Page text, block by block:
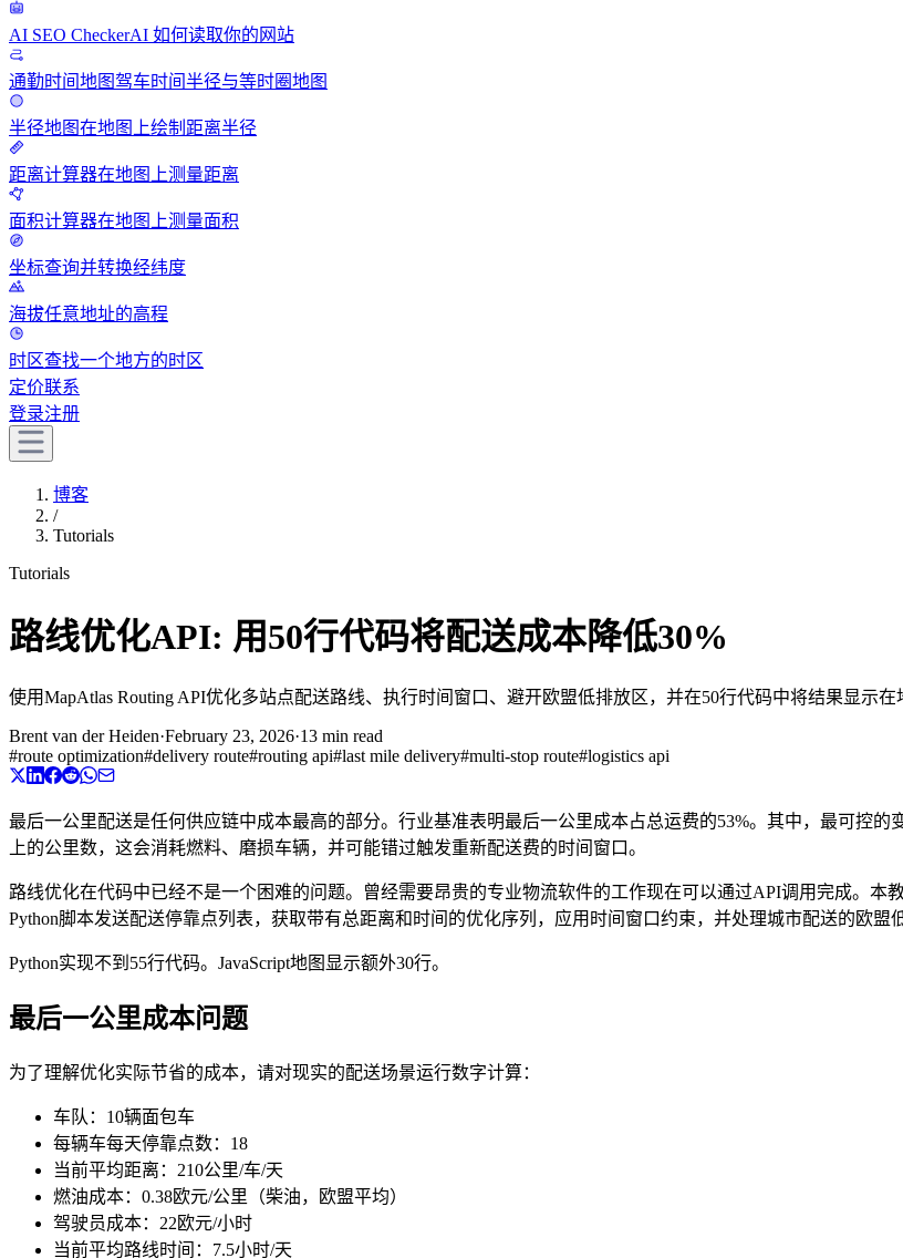
AI SEO CheckerAI 如何读取你的网站
通勤时间地图驾车时间半径与等时圈地图
半径地图在地图上绘制距离半径
距离计算器在地图上测量距离
面积计算器在地图上测量面积
坐标查询并转换经纬度
海拔任意地址的高程
时区查找一个地方的时区
定价联系
登录注册
博客
/
Tutorials
Tutorials
路线优化API: 用50行代码将配送成本降低30%
使用MapAtlas Routing API优化多站点配送路线、执行时间窗口、避开欧盟低排放区，并在50行代码中将结果显示在
Brent van der Heiden·February 23, 2026·13 min read
#route optimization#delivery route#routing api#last mile delivery#multi-stop route#logistics api
最后一公里配送是任何供应链中成本最高的部分。行业基准表明最后一公里成本占总运费的53%。其中，最可控
上的公里数，这会消耗燃料、磨损车辆，并可能错过触发重新配送费的时间窗口。
路线优化在代码中已经不是一个困难的问题。曾经需要昂贵的专业物流软件的工作现在可以通过API调用完成。本
Python脚本发送配送停靠点列表，获取带有总距离和时间的优化序列，应用时间窗口约束，并处理城市配送的欧盟
Python实现不到55行代码。JavaScript地图显示额外30行。
最后一公里成本问题
为了理解优化实际节省的成本，请对现实的配送场景运行数字计算：
车队：10辆面包车
每辆车每天停靠点数：18
当前平均距离：210公里/车/天
燃油成本：0.38欧元/公里（柴油，欧盟平均）
驾驶员成本：22欧元/小时
当前平均路线时间：7.5小时/天